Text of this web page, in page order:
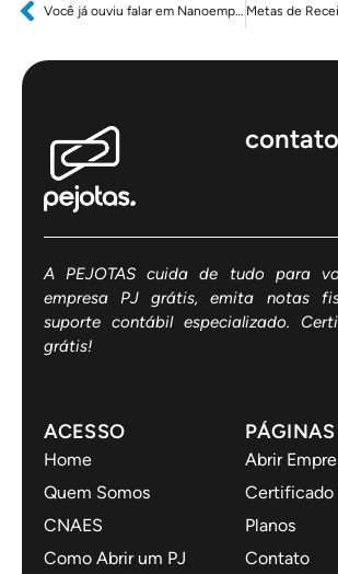
A PEJOTAS cuida de tudo para
empresa PJ grátis, emita notas
suporte contábil especializado.
grátis!
ACESSO
Home
Quem Somos
CNAES
Como Abrir um PJ
PÁGINAS
Abrir
Certificado
Planos
Contato